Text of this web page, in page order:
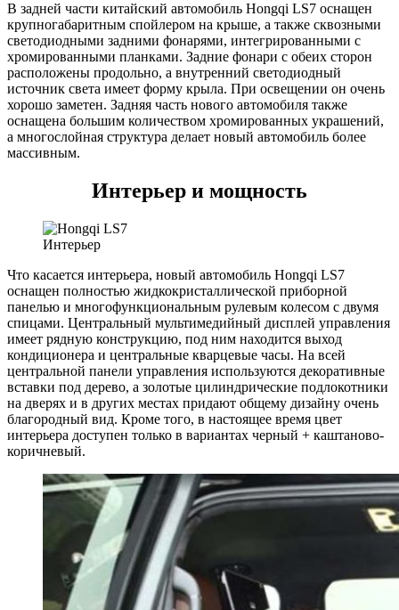
В задней части китайский автомобиль Hongqi LS7 оснащен
крупногабаритным спойлером на крыше, а также сквозными
светодиодными задними фонарями, интегрированными с
хромированными планками. Задние фонари с обеих сторон
расположены продольно, а внутренний светодиодный
источник света имеет форму крыла. При освещении он очень
хорошо заметен. Задняя часть нового автомобиля также
оснащена большим количеством хромированных украшений,
а многослойная структура делает новый автомобиль более
массивным.
Интерьер и мощность
Интерьер
Что касается интерьера, новый автомобиль Hongqi LS7
оснащен полностью жидкокристаллической приборной
панелью и многофункциональным рулевым колесом с двумя
спицами. Центральный мультимедийный дисплей управления
имеет рядную конструкцию, под ним находится выход
кондиционера и центральные кварцевые часы. На всей
центральной панели управления используются декоративные
вставки под дерево, а золотые цилиндрические подлокотники
на дверях и в других местах придают общему дизайну очень
благородный вид. Кроме того, в настоящее время цвет
интерьера доступен только в вариантах черный + каштаново-
коричневый.